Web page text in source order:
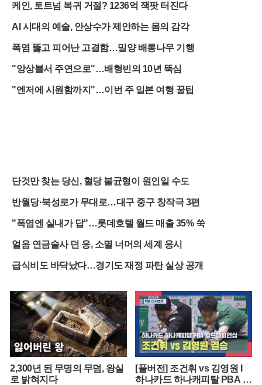
케인, 토트넘 복귀 거절? 1236억 잭팟 터진다
AI 시대의 예술, 안상수가 제안하는 몸의 감각
폭염 뚫고 피어난 고결함…밀양 배롱나무 기행
"앙상블서 주연으로"…배형빈의 10년 뚝심
"엔저에 시원함까지"…이번 주 일본 여행 꿀팁
단것만 찾는 당신, 혈당 불균형이 원인일 수도
반월당·북성로가 무대로…대구 중구 창작극 3편
"폭염엔 실내가 답"…롯데호텔 월드 매출 35% 쑥
얼음 연금술사 던 응, 소멸 너머의 세계 응시
급식비도 바닥났다…경기도 재정 파탄 실상 공개
2,300년 된 무명의 무덤, 왕실
로 밝혀지다
[풀버전] 조건휘 vs 김영원 I
하나카드 하나캐피탈 PBA 월